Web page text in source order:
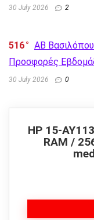
30 July 2026 2
516
AB
Προσφορές
30 July 2026 0
HP 15-
RAM /